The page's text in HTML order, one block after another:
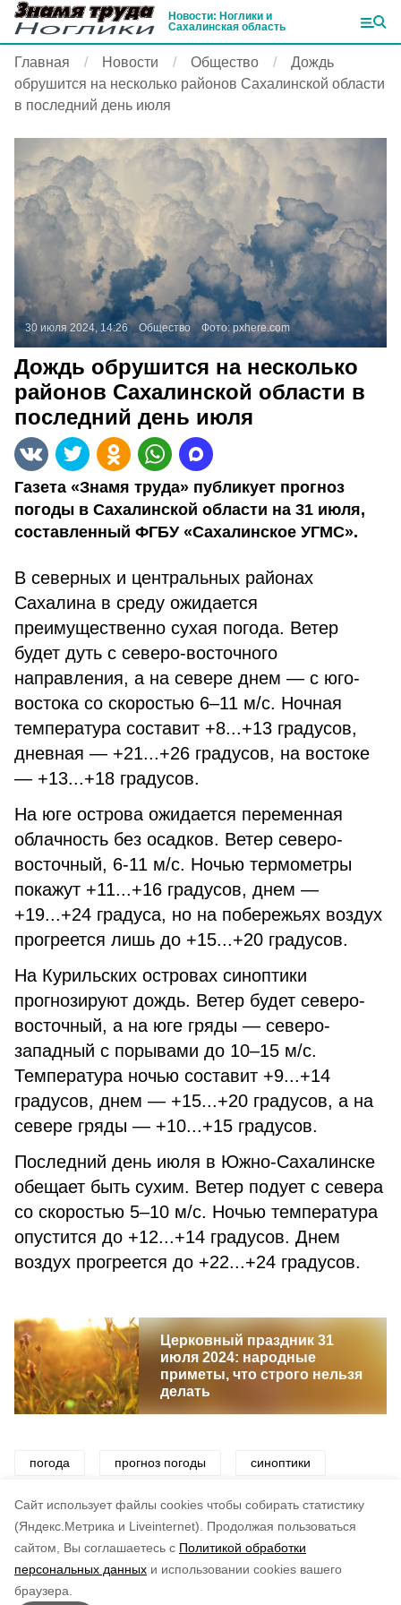
Cайт использует файлы cookies чтобы собирать статистику
(Яндекс.Метрика и Liveinternet).
Продолжая пользоваться
сайтом, Вы соглашаетесь с Политикой обработки
персональных данных и использовании cookies вашего
браузера.
Новости: Ноглики и
Сахалинская область
Главная Новости Общество
Дождь
обрушится на несколько районов Сахалинской области
в последний день июля
30 июля 2024, 14:26 Общество Фото:pxhere.com
Дождь обрушится на несколько
районов Сахалинской области в
последний день июля
Газета «Знамя труда» публикует прогноз
погоды в Сахалинской области на 31 июля,
составленный ФГБУ «Сахалинское УГМС».
В северных и центральных районах
Сахалина в среду ожидается
преимущественно сухая погода. Ветер
будет дуть с северо-восточного
направления, а на севере днем — с юго-
востока со скоростью 6–11 м/с. Ночная
температура составит +8...+13 градусов,
дневная — +21...+26 градусов, на востоке
— +13...+18 градусов.
На юге острова ожидается переменная
облачность без осадков. Ветер северо-
восточный, 6-11 м/c. Ночью термометры
покажут +11...+16 градусов, днем —
+19...+24 градуса, но на побережьях воздух
прогреется лишь до +15...+20 градусов.
На Курильских островах синоптики
прогнозируют дождь. Ветер будет северо-
восточный, а на юге гряды — северо-
западный с порывами до 10–15 м/с.
Температура ночью составит +9...+14
градусов, днем — +15...+20 градусов, а на
севере гряды — +10...+15 градусов.
Последний день июля в Южно-Сахалинске
обещает быть сухим. Ветер подует с севера
со скоростью 5–10 м/с. Ночью температура
опустится до +12...+14 градусов. Днем
воздух прогреется до +22...+24 градусов.
Церковный праздник 31
июля 2024: народные
приметы, что строго нельзя
делать
погода прогноз погоды синоптики
ветер дождь осадки тепло
по оценке